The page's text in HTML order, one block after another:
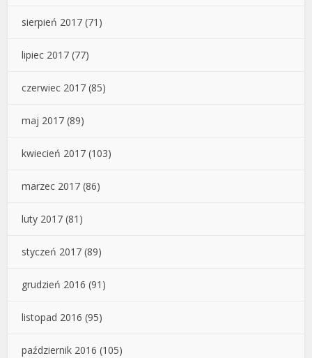
sierpień 2017 (71)
lipiec 2017 (77)
czerwiec 2017 (85)
maj 2017 (89)
kwiecień 2017 (103)
marzec 2017 (86)
luty 2017 (81)
styczeń 2017 (89)
grudzień 2016 (91)
listopad 2016 (95)
październik 2016 (105)